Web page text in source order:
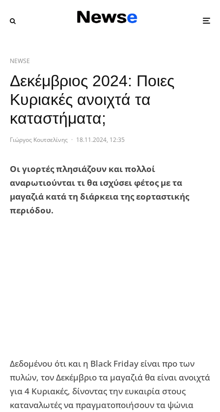
NEWSE
Δεκέμβριος 2024: Ποιες
Κυριακές ανοιχτά τα
καταστήματα;
Γιώργος Κουτσελίνης · 18.11.2024, 12:35
Οι γιορτές πλησιάζουν και πολλοί
αναρωτιούνται τι θα ισχύσει φέτος με τα
μαγαζιά κατά τη διάρκεια της εορταστικής
περιόδου.
Δεδομένου ότι και η Black Friday είναι προ των
πυλών, τον Δεκέμβριο τα μαγαζιά θα είναι ανοιχτά
για 4 Κυριακές, δίνοντας την ευκαιρία στους
καταναλωτές να πραγματοποιήσουν τα ψώνια